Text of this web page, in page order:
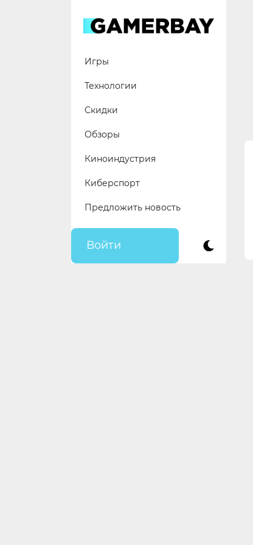
Игры
Технологии
Скидки
Обзоры
Киноиндустрия
Киберспорт
Предложить новость
Войти